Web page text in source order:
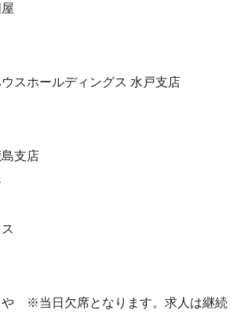
スホールディングス 水戸支店
支店
や ※当日欠席となります。求人は継続